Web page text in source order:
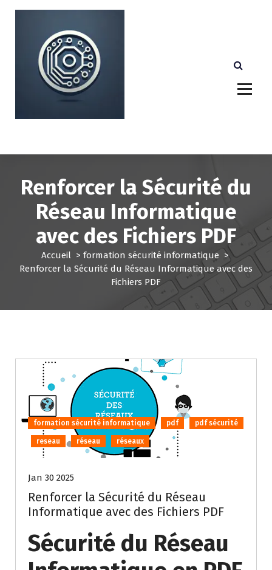
e
Renforcer la Sécurité du
Réseau Informatique
avec des Fichiers PDF
Accueil> formation sécurité informatique >
Renforcer la Sécurité du Réseau Informatique avec des
Fichiers PDF
formation sécurité informatique pdf pdf sécurité
reseau réseau réseaux
Jan 30 2025
Renforcer la Sécurité du Réseau
Informatique avec des Fichiers PDF
Sécurité du Réseau